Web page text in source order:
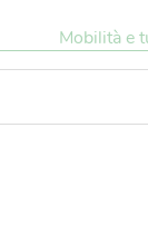
Mobilità e